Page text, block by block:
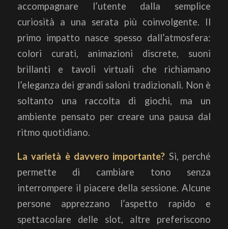
accompagnare l’utente dalla semplice
curiosità a una serata più coinvolgente. Il
primo impatto nasce spesso dall’atmosfera:
colori curati, animazioni discrete, suoni
brillanti e tavoli virtuali che richiamano
l’eleganza dei grandi saloni tradizionali. Non è
soltanto una raccolta di giochi, ma un
ambiente pensato per creare una pausa dal
ritmo quotidiano.
La varietà è davvero importante? Sì, perché
permette di cambiare tono senza
interrompere il piacere della sessione. Alcune
persone apprezzano l’aspetto rapido e
spettacolare delle slot, altre preferiscono